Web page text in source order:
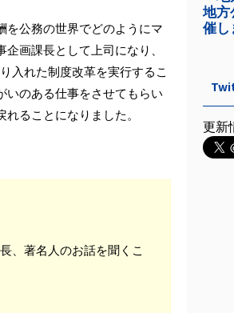
公務の世界でどのようにマ
画課長として上司になり、
入れた制度改革を実行するこ
いのある仕事をさせてもらい
ることになりました。
、著名人のお話を聞くこ
更新